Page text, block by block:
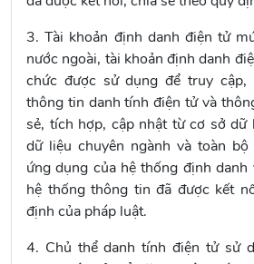
3. Tài khoản định danh điện tử
nước ngoài, tài khoản định danh
chức được sử dụng để truy cập,
thông tin danh tính điện tử và
sẻ, tích hợp, cập nhật từ cơ sở dữ
dữ liệu chuyên ngành và toàn
ứng dụng của hệ thống định danh
hệ thống thông tin đã được kết
định của pháp luật.
4. Chủ thể danh tính điện tử sử